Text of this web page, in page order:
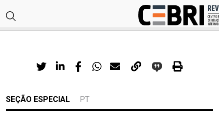
SEÇÃO ESPECIAL PT